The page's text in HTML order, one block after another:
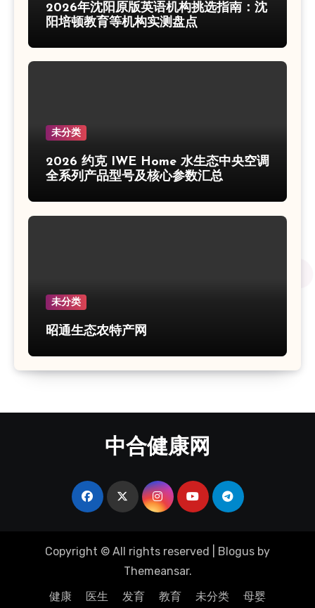
2026年沈阳原版英语机构挑选指南：沈
阳培顿教育等机构实测盘点
未分类
2026 约克 IWE Home 水生态中央空调
全系列产品型号及核心参数汇总
未分类
昭通生态农特产网
中合健康网
Copyright © All rights reserved Blogus by
Themeansar.
健康
医生 发育 教育 未分类 母婴